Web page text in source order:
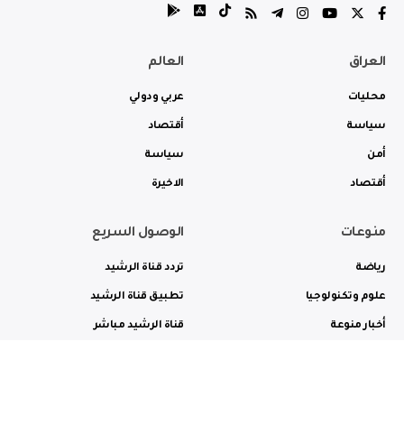
العراق
محليات
سياسة
أمن
أقتصاد
العالم
عربي ودولي
أقتصاد
سياسة
الاخيرة
منوعات
رياضة
علوم وتكنولوجيا
أخبار منوعة
الوصول السريع
تردد قناة الرشيد
تطبيق قناة الرشيد
قناة الرشيد مباشر